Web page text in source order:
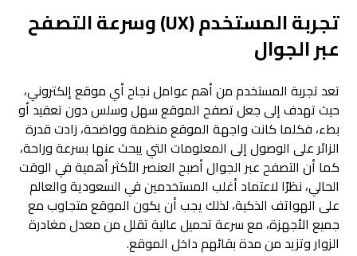
تجربة المستخدم (UX) وسرعة التصفح
عبر الجوال
تعد تجربة المستخدم من أهم عوامل نجاح أي موقع إلكتروني،
حيث تهدف إلى جعل تصفح الموقع سهل وسلس دون تعقيد أو
بطء، فكلما كانت واجهة الموقع منظمة وواضحة، زادت قدرة
الزائر على الوصول إلى المعلومات التي يبحث عنها بسرعة وراحة،
كما أن التصفح عبر الجوال أصبح العنصر الأكثر أهمية في الوقت
الحالي، نظرًا لاعتماد أغلب المستخدمين في السعودية والعالم
على الهواتف الذكية، لذلك يجب أن يكون الموقع متجاوب مع
جميع الأجهزة، مع سرعة تحميل عالية تقلل من معدل مغادرة
الزوار وتزيد من مدة بقائهم داخل الموقع.